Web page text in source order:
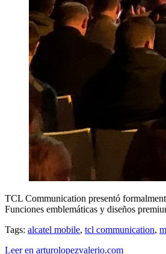
TCL Communication presentó
Funciones emblemáticas y diseños
Tags: alcatel mobile, tcl communication,
Leer en arturolopezvalerio.com